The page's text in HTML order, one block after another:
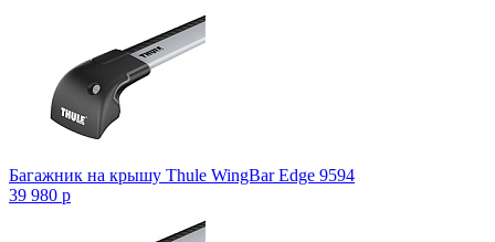
Багажник на крышу Thule WingBar Edge 9594
39 980 p